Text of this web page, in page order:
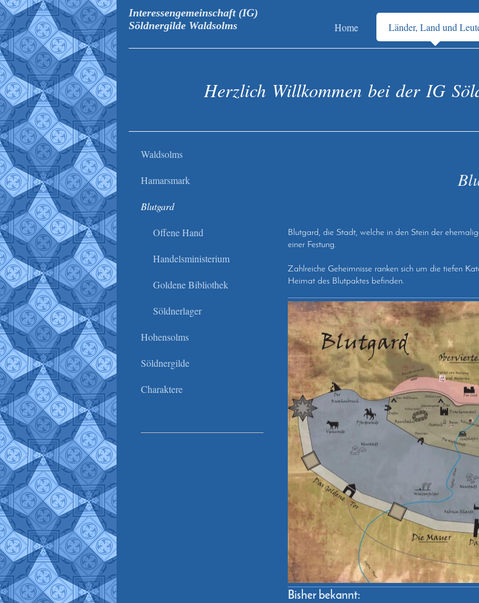
Interessengemeinschaft (IG)
Söldnergilde Waldsolms
Home Länder, Land und
Herzlich Willkommen bei der IG
Blutgard, die Stadt, welche in den Stein der
einer Festung.
Zahlreiche Geheimnisse ranken sich um die tiefen
Heimat des Blutpaktes befinden.
Bisher bekannt:
Waldsolms
Hamarsmark
Blutgard
Offene Hand
Handelsministerium
Goldene Bibliothek
Söldnerlager
Hohensolms
Söldnergilde
Charaktere